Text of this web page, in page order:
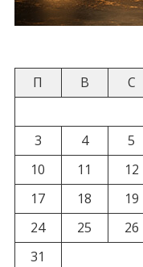
П
В С
3
4 5
10
11 12
17
18 19
24
25 26
31